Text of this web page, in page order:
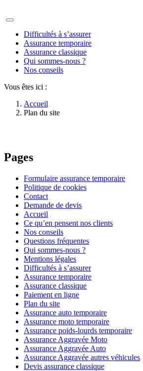
Difficultés à s’assurer
Assurance temporaire
Assurance classique
Qui sommes-nous ?
Nos conseils
Vous êtes ici :
Accueil
Plan du site
Pages
Formulaire assurance temporaire
Politique de cookies
Contact
Demande de devis
Accueil
Ce qu’en pensent nos clients
Nos conseils
Questions fréquentes
Qui sommes-nous ?
Mentions légales
Difficultés à s’assurer
Assurance temporaire
Assurance classique
Paiement en ligne
Plan du site
Assurance auto temporaire
Assurance moto temporaire
Assurance poids-lourds temporaire
Assurance Aggravée Moto
Assurance Aggravée Auto
Assurance Aggravée autres véhicules
Devis assurance classique